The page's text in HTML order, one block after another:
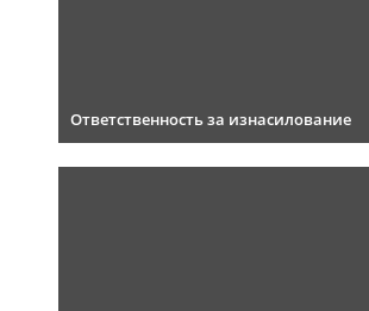
Ответственность за изнасилование